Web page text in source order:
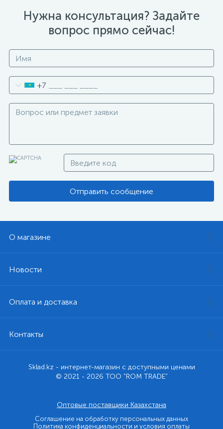
Нужна консультация? Задайте
вопрос прямо сейчас!
+7
Отправить сообщение
О магазине
Новости
Оплата и доставка
Контакты
Sklad.kz - интернет-магазин с доступными ценами
© 2021 - 2026 ТОО "ROM TRADE"
Оптовые поставщики Казахстана
Соглашение на обработку персональных данных
Политика конфиденциальности и условия оплаты